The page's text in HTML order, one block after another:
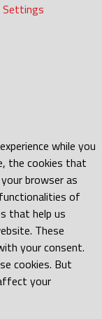
Settings
while you
the cookies that
browser as
of
that help us
These
your consent.
cookies. But
your